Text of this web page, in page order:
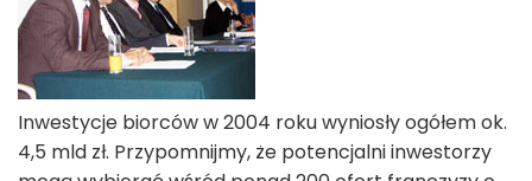
Inwestycje biorców w 2004 roku wyniosły ogółem ok.
4,5 mld zł. Przypomnijmy, że potencjalni inwestorzy